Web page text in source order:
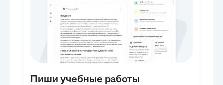
Пиши учебные работы